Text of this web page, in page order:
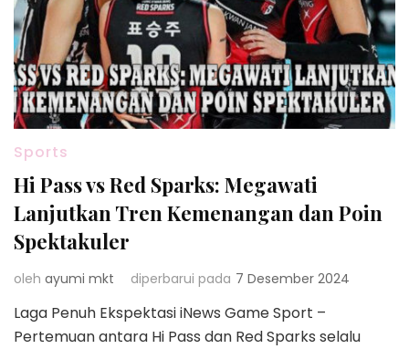
Sports
Hi Pass vs Red Sparks: Megawati
Lanjutkan Tren Kemenangan dan Poin
Spektakuler
oleh ayumi mkt diperbarui pada 7 Desember 2024
Laga Penuh Ekspektasi iNews Game Sport –
Pertemuan antara Hi Pass dan Red Sparks selalu